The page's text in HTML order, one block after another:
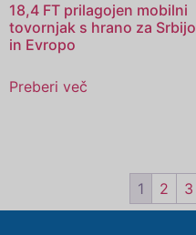
18,4 FT prilagojen mobilni
tovornjak s hrano za Srbijo
in Evropo
Preberi več
1 2 3